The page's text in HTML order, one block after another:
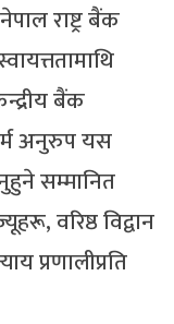
राष्ट्र बैंक
बैंक
अनुरुप यस
सम्मानित
वरिष्ठ विद्वान
प्रणालीप्रति